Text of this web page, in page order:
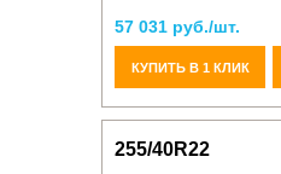
57 031 руб./шт.
КУПИТЬ В 1 КЛИК
255/40R22